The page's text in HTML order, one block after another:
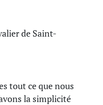
de Saint-
tout ce que nous
la simplicité